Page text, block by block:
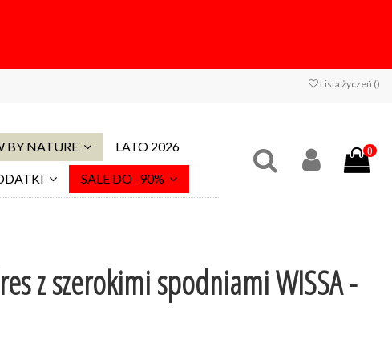
Lista życzeń ()
BY NATURE LATO 2026
SALE DO -90%
0
z szerokimi spodniami WISSA -